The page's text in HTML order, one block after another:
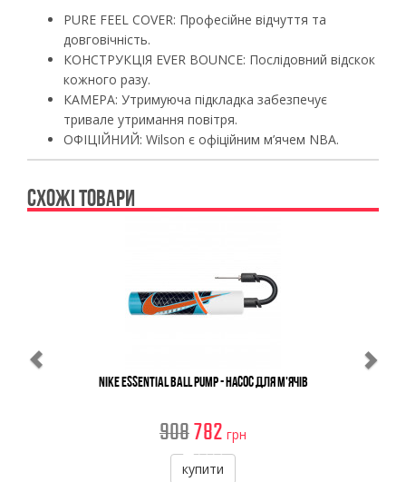
PURE FEEL COVER: Професійне відчуття та
довговічність.
КОНСТРУКЦІЯ EVER BOUNCE: Послідовний відскок
кожного разу.
КАМЕРА: Утримуюча підкладка забезпечує
тривале утримання повітря.
ОФІЦІЙНИЙ: Wilson є офіційним м’ячем NBA.
СХОЖІ ТОВАРИ
Nike Essential Ball Pump - Насос Для М'ячів
908782 грн
купити